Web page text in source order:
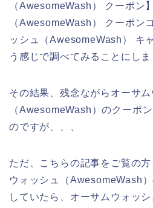
（AwesomeWash） クーポン
（AwesomeWash） クーポン
ッシュ（AwesomeWash） キ
う感じで調べてみることにしま
その結果、残念ながらオーサム
（AwesomeWash）のクーポ
のですが、、、
ただ、こちらの記事をご覧の
ウォッシュ（AwesomeWash
していたら、オーサムウォッ